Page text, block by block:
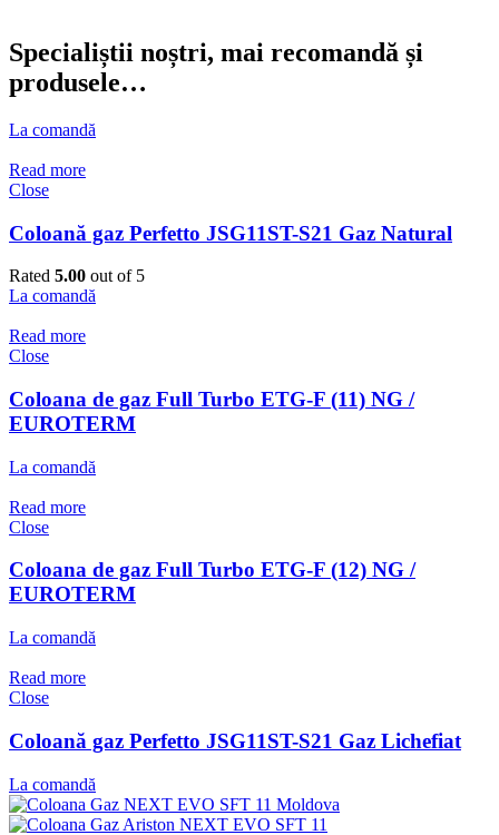
Specialiștii noștri, mai recomandă și
produsele…
La comandă
Read more
Close
Coloană gaz Perfetto JSG11ST-S21 Gaz Natural
Rated 5.00 out of 5
La comandă
Read more
Close
Coloana de gaz Full Turbo ETG-F (11) NG /
EUROTERM
La comandă
Read more
Close
Coloana de gaz Full Turbo ETG-F (12) NG /
EUROTERM
La comandă
Read more
Close
Coloană gaz Perfetto JSG11ST-S21 Gaz Lichefiat
La comandă